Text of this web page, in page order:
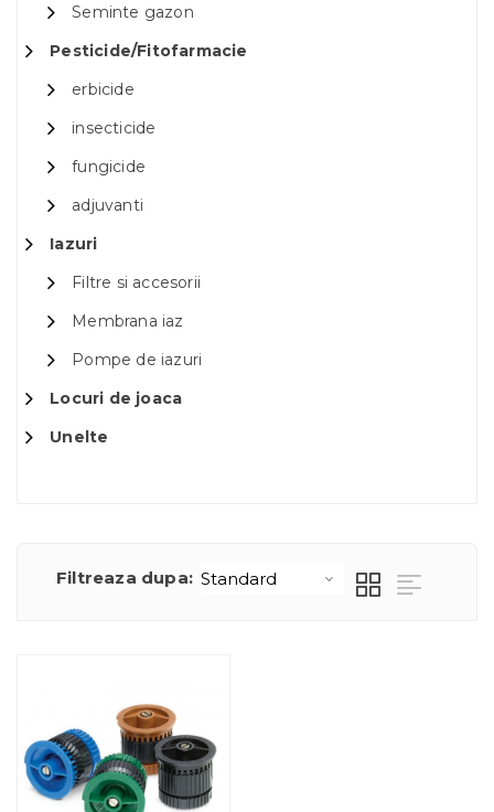
Seminte gazon
Pesticide/Fitofarmacie
erbicide
insecticide
fungicide
adjuvanti
Iazuri
Filtre si accesorii
Membrana iaz
Pompe de iazuri
Locuri de joaca
Unelte
Filtreaza dupa: